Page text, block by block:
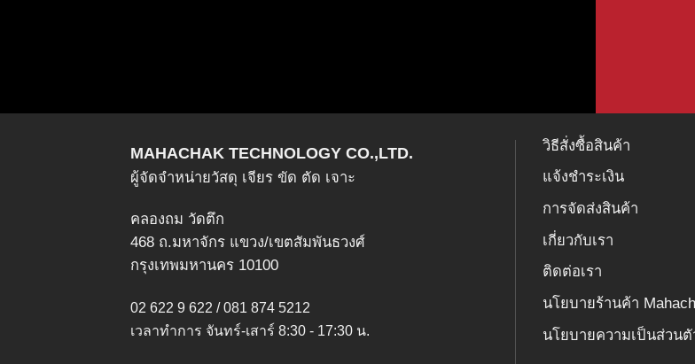
MAHACHAK TECHNOLOGY CO.,LTD.
ผู้จัดจำหน่ายวัสดุ เจียร ขัด ตัด เจาะ
คลองถม วัดตึก
468 ถ.มหาจักร แขวง/เขตสัมพันธวงศ์
กรุงเทพมหานคร 10100
02 622 9 622 / 081 874 5212
เวลาทำการ จันทร์-เสาร์ 8:30 - 17:30 น.
วิธีสั่งซื้อสินค้า
แจ้งชำระเงิน
การจัดส่งสินค้า
เกี่ยวกับเรา
ติดต่อเรา
นโยบายร้านค้า
นโยบายความเป็นส่วนตั